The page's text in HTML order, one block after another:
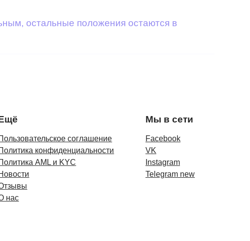
остальные положения остаются в
соглашение
конфиденциальности
AML и KYC
нас
Мы в сети
Facebook
VK
Instagram
Telegram new